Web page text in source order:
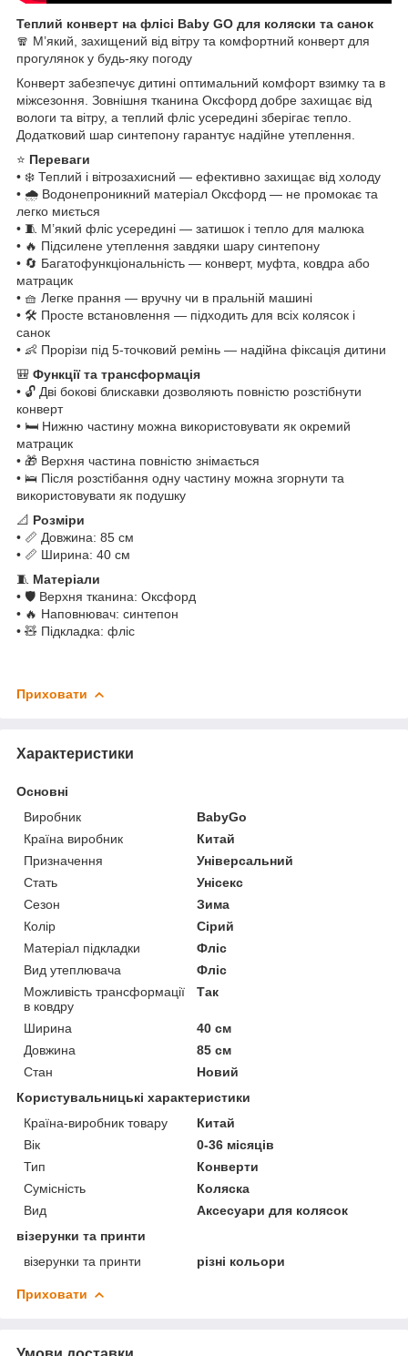
Теплий конверт на флісі Baby GO для коляски та санок
🧣 М’який, захищений від вітру та комфортний конверт для
прогулянок у будь-яку погоду
Конверт забезпечує дитині оптимальний комфорт взимку та в
міжсезоння. Зовнішня тканина Оксфорд добре захищає від
вологи та вітру, а теплий фліс усередині зберігає тепло.
Додатковий шар синтепону гарантує надійне утеплення.
⭐ Переваги
• ❄️ Теплий і вітрозахисний — ефективно захищає від холоду
• 🌧 Водонепроникний матеріал Оксфорд — не промокає та
легко миється
• 🧵 М’який фліс усередині — затишок і тепло для малюка
• 🔥 Підсилене утеплення завдяки шару синтепону
• 🔄 Багатофункціональність — конверт, муфта, ковдра або
матрацик
• 🧺 Легке прання — вручну чи в пральній машині
• 🛠 Просте встановлення — підходить для всіх колясок і
санок
• 👶 Прорізи під 5-точковий ремінь — надійна фіксація дитини
🎒 Функції та трансформація
• 🔓 Дві бокові блискавки дозволяють повністю розстібнути
конверт
• 🛏 Нижню частину можна використовувати як окремий
матрацик
• 🎁 Верхня частина повністю знімається
• 🛌 Після розстібання одну частину можна згорнути та
використовувати як подушку
📐 Розміри
• 📏 Довжина: 85 см
• 📏 Ширина: 40 см
🧵 Матеріали
• 🛡 Верхня тканина: Оксфорд
• 🔥 Наповнювач: синтепон
• 🧸 Підкладка: фліс
Приховати
Характеристики
Основні
Виробник
BabyGo
Країна виробник
Китай
Призначення
Універсальний
Стать
Унісекс
Сезон
Зима
Колір
Сірий
Матеріал підкладки
Фліс
Вид утеплювача
Фліс
Можливість трансформації
в ковдру
Так
Ширина
40 см
Довжина
85 см
Стан
Новий
Користувальницькі характеристики
Країна-виробник товару
Китай
Вік
0-36 місяців
Тип
Конверти
Сумісність
Коляска
Вид
Аксесуари для колясок
візерунки та принти
візерунки та принти
різні кольори
Приховати